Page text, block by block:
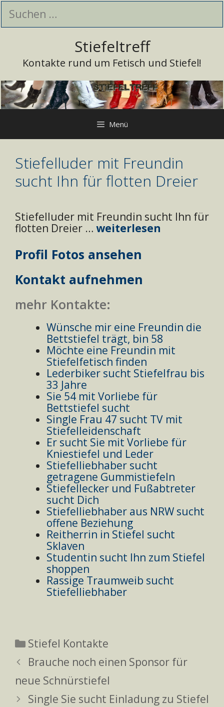
Zum
Inhalt
springen
Suchen
nach:
Stiefeltreff
Kontakte rund um Fetisch und Stiefel!
Menü
Stiefelluder mit Freundin
sucht Ihn für flotten Dreier
Stiefelluder mit Freundin sucht Ihn für
flotten Dreier … weiterlesen
Profil Fotos ansehen
Kontakt aufnehmen
mehr Kontakte:
Wünsche mir eine Freundin die
Bettstiefel trägt, bin 58
Möchte eine Freundin mit
Stiefelfetisch finden
Lederbiker sucht Stiefelfrau bis
33 Jahre
Sie 54 mit Vorliebe für
Bettstiefel sucht
Single Frau 47 sucht TV mit
Stiefelleidenschaft
Er sucht Sie mit Vorliebe für
Kniestiefel und Leder
Stiefelliebhaber sucht
getragene Gummistiefeln
Stiefellecker und Fußabtreter
sucht Dich
Stiefelliebhaber aus NRW sucht
offene Beziehung
Reitherrin in Stiefel sucht
Sklaven
Studentin sucht Ihn zum Stiefel
shoppen
Rassige Traumweib sucht
Stiefelliebhaber
Kategorien
Stiefel Kontakte
Brauche noch einen Sponsor für
neue Schnürstiefel
Single Sie sucht Einladung zu Stiefel